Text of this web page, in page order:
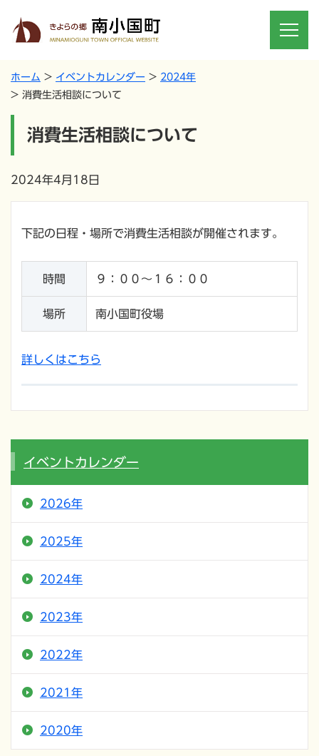
ホーム イベントカレンダー
2024年
消費生活相談について
消費生活相談について
2024年4月18日
下記の日程・場所で消費生活相談が開催されます。
時間 ９：００～１６：００
場所 南小国町役場
詳しくはこちら
イベントカレンダー
2026年
2025年
2024年
2023年
2022年
2021年
2020年